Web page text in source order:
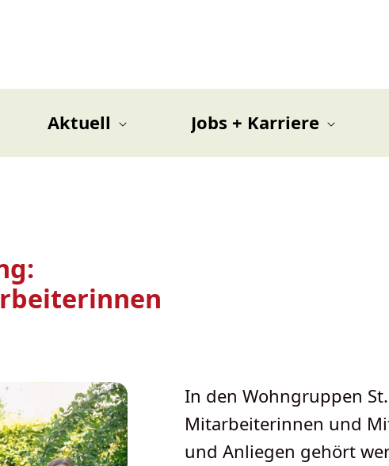
Aktuell Jobs + Karriere
In den Wohngruppen
Mitarbeiterinnen und
und Anliegen gehört